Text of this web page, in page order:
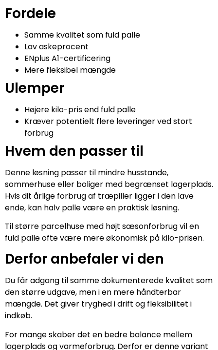
Fordele
Samme kvalitet som fuld palle
Lav askeprocent
ENplus A1-certificering
Mere fleksibel mængde
Ulemper
Højere kilo-pris end fuld palle
Kræver potentielt flere leveringer ved stort
forbrug
Hvem den passer til
Denne løsning passer til mindre husstande,
sommerhuse eller boliger med begrænset lagerplads.
Hvis dit årlige forbrug af træpiller ligger i den lave
ende, kan halv palle være en praktisk løsning.
Til større parcelhuse med højt sæsonforbrug vil en
fuld palle ofte være mere økonomisk på kilo-prisen.
Derfor anbefaler vi den
Du får adgang til samme dokumenterede kvalitet som
den større udgave, men i en mere håndterbar
mængde. Det giver tryghed i drift og fleksibilitet i
indkøb.
For mange skaber det en bedre balance mellem
lagerplads og varmeforbrug. Derfor er denne variant